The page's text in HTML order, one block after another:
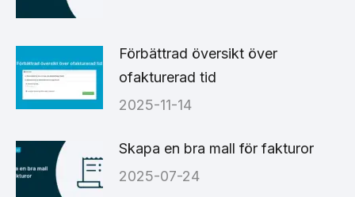
Förbättrad översikt över
ofakturerad tid
2025-11-14
Skapa en bra mall för fakturor
2025-07-24